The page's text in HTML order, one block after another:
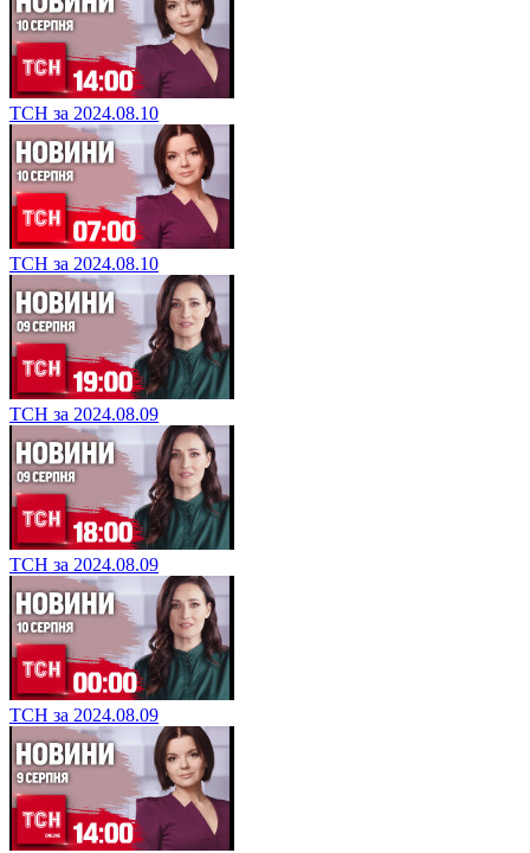
ТСН за 2024.08.10
ТСН за 2024.08.10
ТСН за 2024.08.09
ТСН за 2024.08.09
ТСН за 2024.08.09